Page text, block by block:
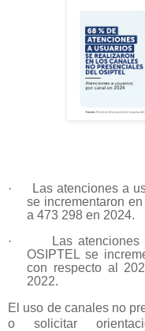
·
Las atenciones a
se incrementaron
a 473 298 en 2024.
·
Las
OSIPTEL se
con respecto al
2022.
El uso de canales no
o solicitar